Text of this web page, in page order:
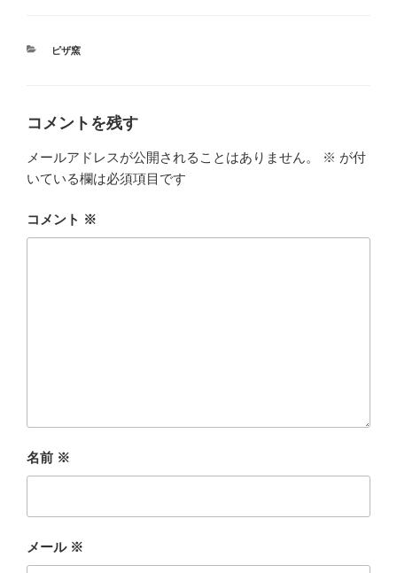
カ
ピザ窯
コメントを残す
メールアドレスが公開されることはありません。 ※ が付
いている欄は必須項目です
コメント ※
名前 ※
メール ※